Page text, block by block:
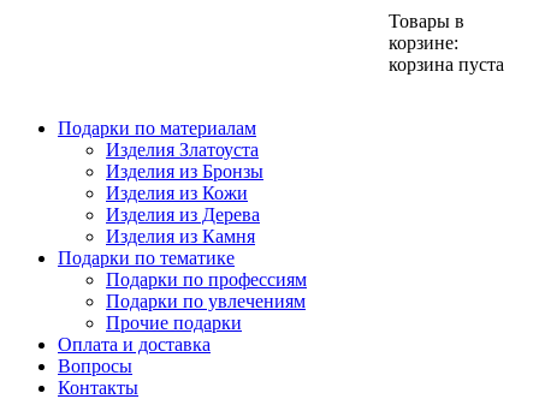
Товары в
корзине:
корзина пуста
Подарки по материалам
Изделия Златоуста
Изделия из Бронзы
Изделия из Кожи
Изделия из Дерева
Изделия из Камня
Подарки по тематике
Подарки по профессиям
Подарки по увлечениям
Прочие подарки
Оплата и доставка
Вопросы
Контакты